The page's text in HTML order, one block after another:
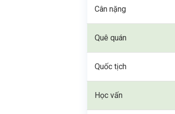
Cân nặng
Quê quán
Quốc tịch
Học vấn